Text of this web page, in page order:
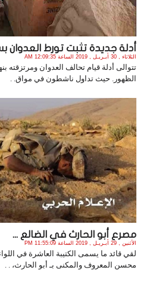
أدلة جديدة تثبت تورط العدوان
الثلاثاء , 30 أبـريـل , 2019 الساعة 12:09:35 AM
تتوالى أدلة قيام تحالف العدوان ومرتزقته
الظهور. حيث تداول ناشطون في مواق. .
مصرع أبو الحارث في الضالع ...
الأثنين , 29 أبـريـل , 2019 الساعة 11:55:09 PM
محسن المعروف والمكنى بـ أبو الحارث، . .